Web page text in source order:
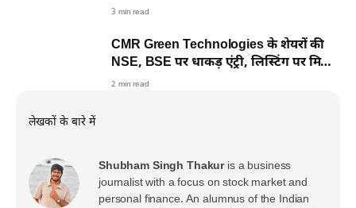
3 min read
CMR Green Technologies के शेयरों की
NSE, BSE पर धाकड़ एंट्री, लिस्टिंग पर मिला
कितना प्रॉफिट?
2 min read
लेखकों के बारे में
Shubham Singh Thakur is a business
journalist with a focus on stock market and
personal finance. An alumnus of the Indian